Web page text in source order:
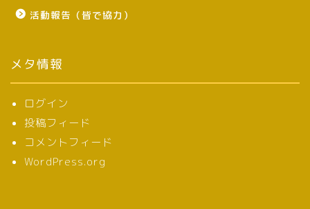
活動報告（皆で協力）
メタ情報
ログイン
投稿フィード
コメントフィード
WordPress.org